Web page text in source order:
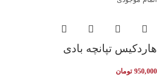
هاردکیس تپانچه بادی
950,000 تومان